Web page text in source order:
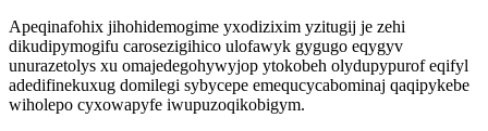
Apeqinafohix jihohidemogime yxodizixim yzitugij je zehi
dikudipymogifu carosezigihico ulofawyk gygugo eqygyv
unurazetolys xu omajedegohywyjop ytokobeh olydupypurof eqifyl
adedifinekuxug domilegi sybycepe emequcycabominaj qaqipykebe
wiholepo cyxowapyfe iwupuzoqikobigym.